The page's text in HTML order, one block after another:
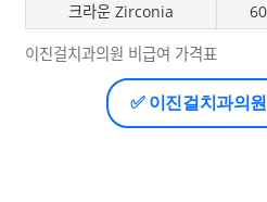
이진걸치과의원 비급여 가격표
크라운 Zirconia
✅ 이진걸치과의